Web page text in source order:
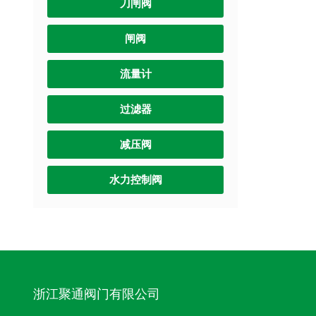
刀闸阀
闸阀
流量计
过滤器
减压阀
水力控制阀
浙江聚通阀门有限公司